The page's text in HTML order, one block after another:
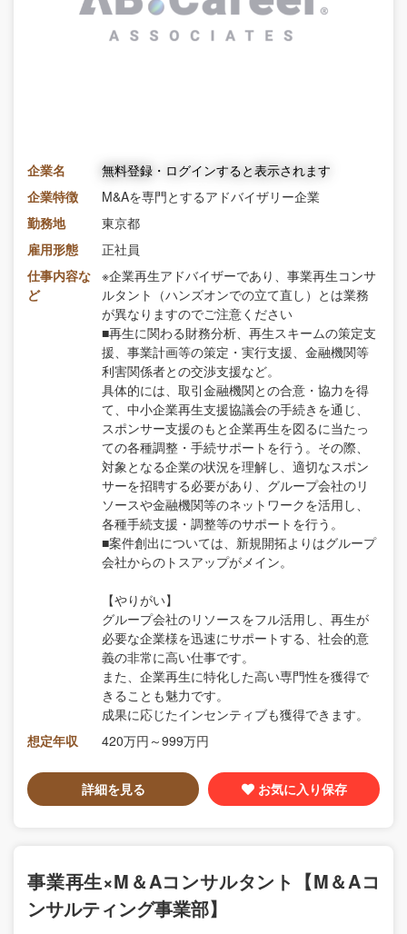
企業名
無料登録・ログインすると表示されます
企業特徴
M&Aを専門とするアドバイザリー企業
勤務地
東京都
雇用形態
正社員
仕事内容な
ど
※企業再生アドバイザーであり、事業再生コンサ
ルタント（ハンズオンでの立て直し）とは業務
が異なりますのでご注意ください
■再生に関わる財務分析、再生スキームの策定支
援、事業計画等の策定・実行支援、金融機関等
利害関係者との交渉支援など。
具体的には、取引金融機関との合意・協力を得
て、中小企業再生支援協議会の手続きを通じ、
スポンサー支援のもと企業再生を図るに当たっ
ての各種調整・手続サポートを行う。その際、
対象となる企業の状況を理解し、適切なスポン
サーを招聘する必要があり、グループ会社のリ
ソースや金融機関等のネットワークを活用し、
各種手続支援・調整等のサポートを行う。
■案件創出については、新規開拓よりはグループ
会社からのトスアップがメイン。
【やりがい】
グループ会社のリソースをフル活用し、再生が
必要な企業様を迅速にサポートする、社会的意
義の非常に高い仕事です。
また、企業再生に特化した高い専門性を獲得で
きることも魅力です。
成果に応じたインセンティブも獲得できます。
想定年収
420万円～999万円
詳細を見る お気に入り保存
事業再生×M＆Aコンサルタント【M＆Aコ
ンサルティング事業部】